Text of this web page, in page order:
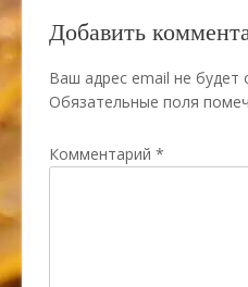
Добавить
Ваш адрес email не будет
Обязательные поля
Комментарий *